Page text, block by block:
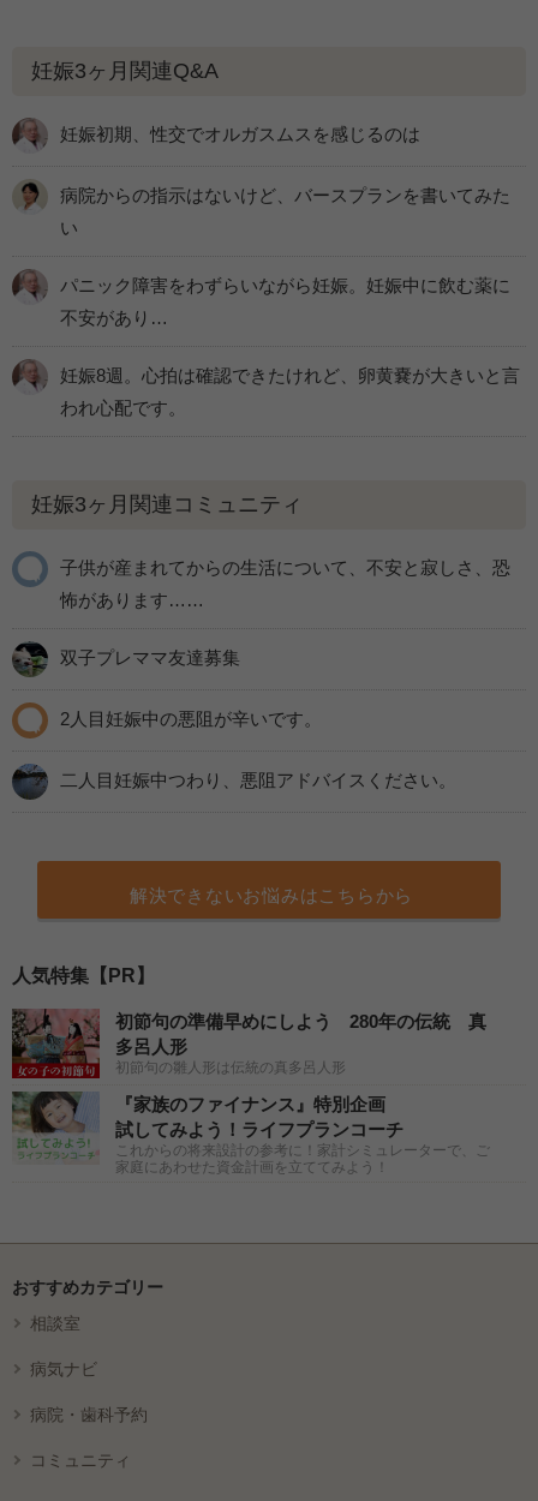
妊娠3ヶ月関連Q&A
妊娠初期、性交でオルガスムスを感じるのは
病院からの指示はないけど、バースプランを書いてみた
い
パニック障害をわずらいながら妊娠。妊娠中に飲む薬に
不安があり…
妊娠8週。心拍は確認できたけれど、卵黄嚢が大きいと言
われ心配です。
妊娠3ヶ月関連コミュニティ
子供が産まれてからの生活について、不安と寂しさ、恐
怖があります……
双子プレママ友達募集
2人目妊娠中の悪阻が辛いです。
二人目妊娠中つわり、悪阻アドバイスください。
解決できないお悩みはこちらから
人気特集【PR】
初節句の準備早めにしよう 280年の伝統 真
多呂人形
初節句の雛人形は伝統の真多呂人形
『家族のファイナンス』特別企画
試してみよう！ライフプランコーチ
これからの将来設計の参考に！家計シミュレーターで、ご
家庭にあわせた資金計画を立ててみよう！
おすすめカテゴリー
相談室
病気ナビ
病院・歯科予約
コミュニティ